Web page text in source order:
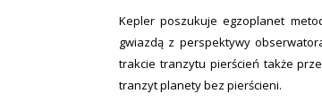
Kepler poszukuje egzoplanet
gwiazdą z perspektywy
trakcie tranzytu pierścień także
tranzyt planety bez pierścieni.